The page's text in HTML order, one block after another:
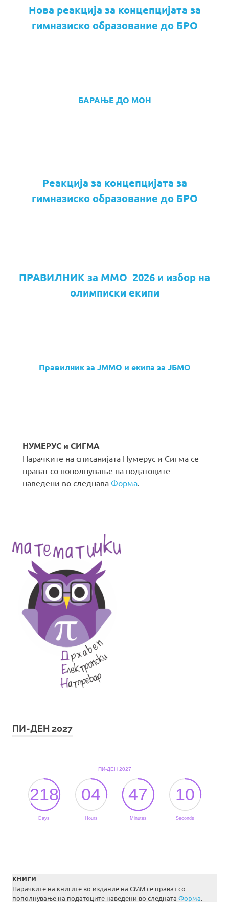
Нова реакција за концепцијата за
гимназиско образование до БРО
БАРАЊЕ ДО МОН
Реакција за концепцијата за
гимназиско образование до БРО
ПРАВИЛНИК за ММО 2026 и избор на
олимписки екипи
Правилник за ЈММО и екипа за ЈБМО
НУМЕРУС и СИГМА
Нарачките на списанијата Нумерус и Сигма се
прават со пополнување на податоците
наведени во следнава Форма.
ПИ-ДЕН 2027
КНИГИ
Нарачките на книгите во издание на СММ се прават со
пополнување на податоците наведени во следната Форма.